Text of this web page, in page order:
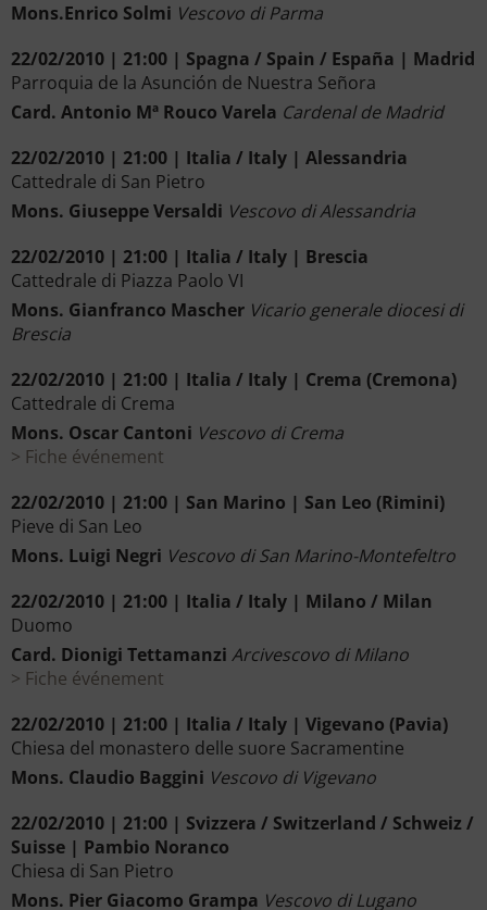
Mons.Enrico Solmi Vescovo di Parma
22/02/2010 | 21:00 | Spagna / Spain / España | Madrid
Parroquia de la Asunción de Nuestra Señora
Card. Antonio Mª Rouco Varela Cardenal de Madrid
22/02/2010 | 21:00 | Italia / Italy | Alessandria
Cattedrale di San Pietro
Mons. Giuseppe Versaldi Vescovo di Alessandria
22/02/2010 | 21:00 | Italia / Italy | Brescia
Cattedrale di Piazza Paolo VI
Mons. Gianfranco Mascher Vicario generale diocesi di
Brescia
22/02/2010 | 21:00 | Italia / Italy | Crema (Cremona)
Cattedrale di Crema
Mons. Oscar Cantoni Vescovo di Crema
Fiche événement
22/02/2010 | 21:00 | San Marino | San Leo (Rimini)
Pieve di San Leo
Mons. Luigi Negri Vescovo di San Marino-Montefeltro
22/02/2010 | 21:00 | Italia / Italy | Milano / Milan
Duomo
Card. Dionigi Tettamanzi Arcivescovo di Milano
Fiche événement
22/02/2010 | 21:00 | Italia / Italy | Vigevano (Pavia)
Chiesa del monastero delle suore Sacramentine
Mons. Claudio Baggini Vescovo di Vigevano
22/02/2010 | 21:00 | Svizzera / Switzerland / Schweiz /
Suisse | Pambio Noranco
Chiesa di San Pietro
Mons. Pier Giacomo Grampa Vescovo di Lugano